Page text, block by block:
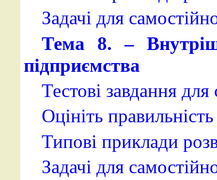
Задачі для
Тема 8. –
підприємства
Тестові завдання
Оцініть
Типові приклади
Задачі для